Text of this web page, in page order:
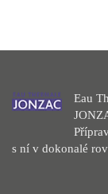
Eau
s ní v dokonalé